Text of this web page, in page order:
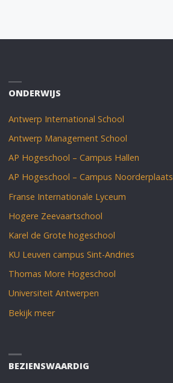
ONDERWIJS
Antwerp International School
Antwerp Management School
AP Hogeschool – Campus Hallen
AP Hogeschool – Campus Noorderplaats
Franse Internationale Lyceum
Hogere Zeevaartschool
Karel de Grote hogeschool
KU Leuven campus Sint-Andries
Thomas More Hogeschool
Universiteit Antwerpen
Bekijk meer
BEZIENSWAARDIG